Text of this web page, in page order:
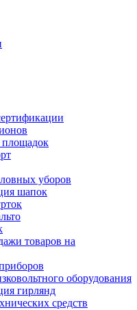
площадок
уборов
шапок
товаров на
оборудования
гирлянд
средств